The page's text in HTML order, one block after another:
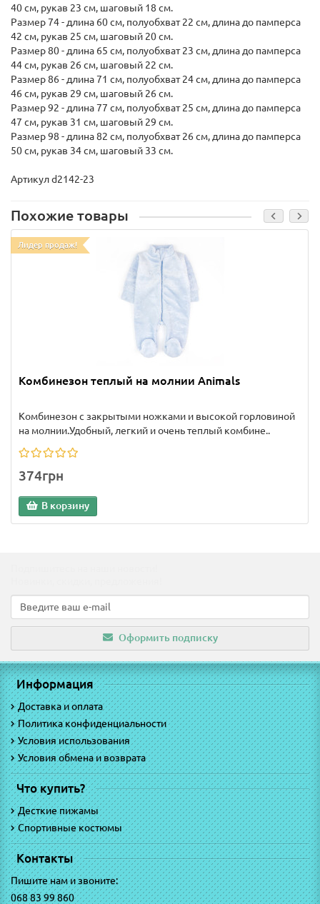
40 см, рукав 23 см, шаговый 18 см.
Размер 74 - длина 60 см, полуобхват 22 см, длина до памперса
42 см, рукав 25 см, шаговый 20 см.
Размер 80 - длина 65 см, полуобхват 23 см, длина до памперса
44 см, рукав 26 см, шаговый 22 см.
Размер 86 - длина 71 см, полуобхват 24 см, длина до памперса
46 см, рукав 29 см, шаговый 26 см.
Размер 92 - длина 77 см, полуобхват 25 см, длина до памперса
47 см, рукав 31 см, шаговый 29 см.
Размер 98 - длина 82 см, полуобхват 26 см, длина до памперса
50 см, рукав 34 см, шаговый 33 см.
Артикул d2142-23
Похожие товары
Лидер продаж!
Комбинезон теплый на молнии Animals
Комбинезон с закрытыми ножками и высокой горловиной
на молнии.Удобный, легкий и очень теплый комбине..
374грн
В корзину
Оформить подписку
Информация
Доставка и оплата
Политика конфиденциальности
Условия использования
Условия обмена и возврата
Что купить?
Десткие пижамы
Спортивные костюмы
Контакты
Пишите нам и звоните:
068 83 99 860